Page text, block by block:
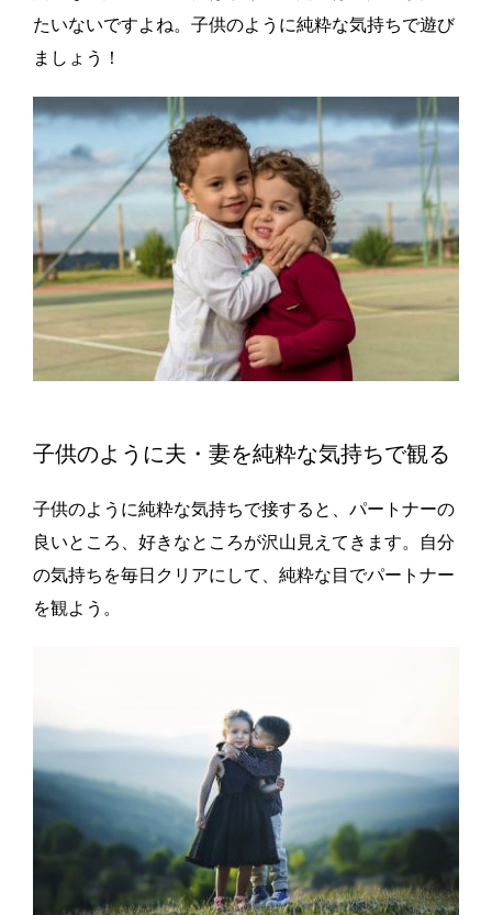
たいないですよね。子供のように純粋な気持ちで遊び
ましょう！
子供のように夫・妻を純粋な気持ちで観る
子供のように純粋な気持ちで接すると、パートナーの
良いところ、好きなところが沢山見えてきます。自分
の気持ちを毎日クリアにして、純粋な目でパートナー
を観よう。